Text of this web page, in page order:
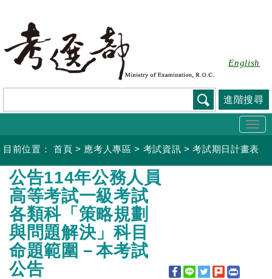
要
容
English
進階搜尋
目前位置： 首頁 > 應考人專區 > 考試資訊 >考試期日計畫表
:::
公告114年公務人員
高等考試一級考試
各類科「策略規劃
與問題解決」科目
命題範圍－本考試
公告